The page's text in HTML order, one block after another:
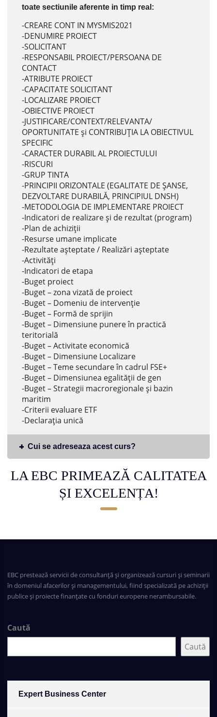
toate sectiunile aferente in timp real:
-CREARE CONT IN MYSMIS2021
-DENUMIRE PROIECT
-SOLICITANT
-RESPONSABIL PROIECT/PERSOANA DE
CONTACT
-ATRIBUTE PROIECT
-CAPACITATE SOLICITANT
-LOCALIZARE PROIECT
-OBIECTIVE PROIECT
-JUSTIFICARE/CONTEXT/RELEVANTA/
OPORTUNITATE și CONTRIBUȚIA LA OBIECTIVUL
SPECIFIC
-CARACTER DURABIL AL PROIECTULUI
-RISCURI
-GRUP TINTA
-PRINCIPII ORIZONTALE (EGALITATE DE ȘANSE,
DEZVOLTARE DURABILĂ, PRINCIPIUL DNSH)
-METODOLOGIA DE IMPLEMENTARE PROIECT
-Indicatori de realizare și de rezultat (program)
-Plan de achiziții
-Resurse umane implicate
-Rezultate așteptate / Realizări așteptate
-Activități
-Indicatori de etapa
-Buget proiect
-Buget – zona vizată de proiect
-Buget – Domeniu de intervenție
-Buget – Formă de sprijin
-Buget – Dimensiune punere în practică
teritorială
-Buget – Activitate economică
-Buget – Dimensiune Localizare
-Buget – Teme secundare în cadrul FSE+
-Buget – Dimensiunea egalității de gen
-Buget – Strategii macroregionale și bazin
maritim
-Criterii evaluare ETF
-Declarația unică
Cui se adreseaza acest curs?
LA EBC PRIMEAZĂ CALITATEA
ȘI EXCELENȚA!
EBC prestează servicii de consultanță și organizează cursuri și seminarii
în domeniul afacerilor și managementului, fiind specializată pe achiziții
publice și proiecte finanțate cu fonduri europene nerambursabile.
Caută
Caută
Expert Business Center